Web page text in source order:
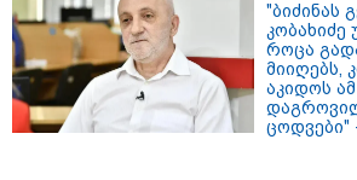
17:13 / 08-08-2026
"დასავლეთმა საქართველო ჩვენ
გეოპოლიტიკური ბრძოლის უგუნურ
გამოიყენა" - დიმიტრი მედვედევი
"ბიძინას
კობახიძე
როცა
მიიღებს,
აკიდოს
ცოდვები"